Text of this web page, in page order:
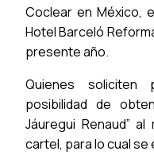
Coclear en México,
Hotel Barceló
presente año.
Quienes soliciten
posibilidad de
Jáuregui Renaud”
cartel, para lo cual